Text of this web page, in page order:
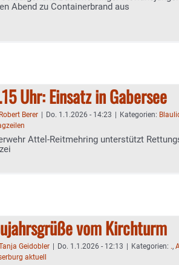
Abend zu Containerbrand aus
Uhr: Einsatz in Gabersee
Robert Berer Do. 1.1.2026 - 14:23 Kategorien:
Attel-Reitmehring unterstützt
vom Kirchturm
Geidobler Do. 1.1.2026 - 12:13 Kategorien: .,
aktuell